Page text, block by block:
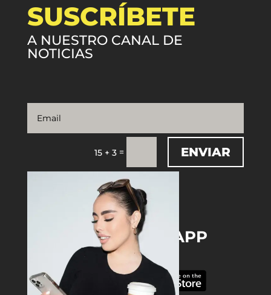
SUSCRÍBETE
A NUESTRO CANAL DE
NOTICIAS
15 + 3 = ENVIAR
DOWNLOAD THE APP